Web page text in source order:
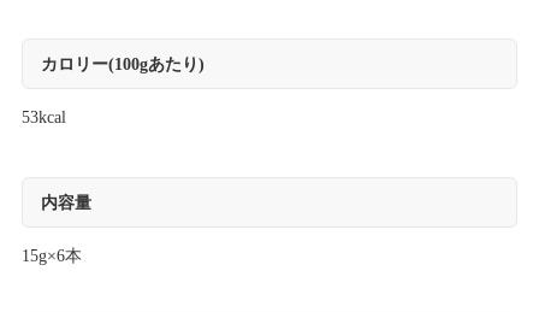
カロリー(100gあたり)
53kcal
内容量
15g×6本